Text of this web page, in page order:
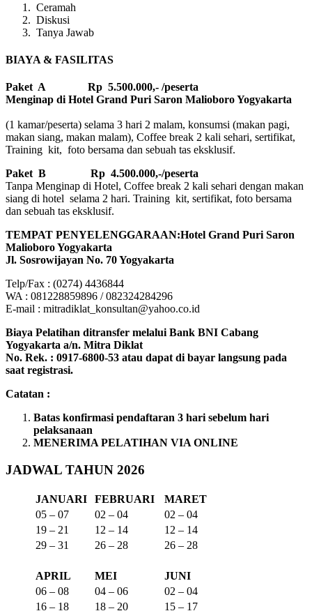
Ceramah
Diskusi
Tanya Jawab
BIAYA & FASILITAS
Paket A Rp 5.500.000,- /peserta
Menginap di Hotel Grand Puri Saron Malioboro Yogyakarta
(1 kamar/peserta) selama 3 hari 2 malam, konsumsi (makan pagi,
makan siang, makan malam), Coffee break 2 kali sehari, sertifikat,
Training kit, foto bersama dan sebuah tas eksklusif.
Paket B
Rp 4.500.000,-/peserta
Tanpa Menginap di Hotel, Coffee break 2 kali sehari dengan makan
siang di hotel selama 2 hari. Training kit, sertifikat, foto bersama
dan sebuah tas eksklusif.
TEMPAT PENYELENGGARAAN:Hotel Grand Puri Saron
Malioboro Yogyakarta
Jl. Sosrowijayan No. 70 Yogyakarta
Telp/Fax : (0274) 4436844
WA : 081228859896 / 082324284296
E-mail : mitradiklat_konsultan@yahoo.co.id
Biaya Pelatihan ditransfer melalui Bank BNI Cabang
Yogyakarta a/n. Mitra Diklat
No. Rek. : 0917-6800-53 atau dapat di bayar langsung pada
saat registrasi.
Catatan :
Batas konfirmasi pendaftaran 3 hari sebelum hari
pelaksanaan
MENERIMA PELATIHAN VIA ONLINE
JADWAL TAHUN 2026
JANUARI FEBRUARI
MARET
05 – 07
02 – 04
02 – 04
19 – 21
12 – 14
12 – 14
29 – 31
26 – 28 26 – 28
APRIL MEI
JUNI
06 – 08
04 – 06
02 – 04
16 – 18
18 – 20 15 – 17